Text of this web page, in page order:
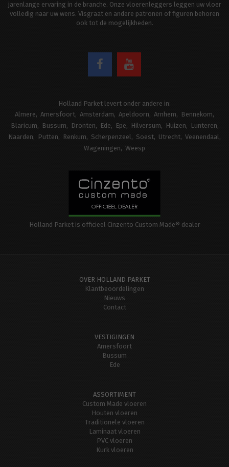
jarenlange ervaring in de branche. Onze vloerenleggers leggen uw vloer
volledig naar uw wens. Visgraat en andere patronen of figuren behoren
ook tot de mogelijkheden.
Holland Parket levert onder andere in:
Almere
Amersfoort Amsterdam Apeldoorn Arnhem
Bennekom
Blaricum
Bussum Dronten Ede Epe Hilversum Huizen
Lunteren
Naarden
Putten Renkum Scherpenzeel Soest Utrecht Veenendaal
Wageningen
Weesp
Holland Parket is officieel Cinzento Custom Made® dealer
OVER HOLLAND PARKET
Klantbeoordelingen
Nieuws
Contact
VESTIGINGEN
Amersfoort
Bussum
Ede
ASSORTIMENT
Custom Made vloeren
Houten vloeren
Traditionele vloeren
Laminaat vloeren
PVC vloeren
Kurk vloeren